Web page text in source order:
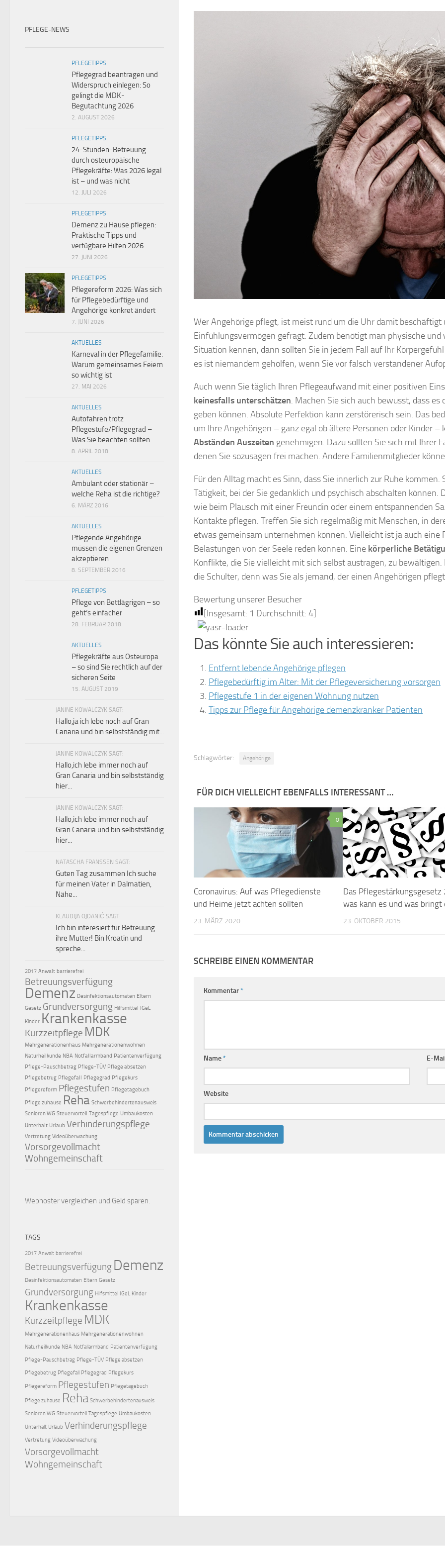
Wer Angehörige pflegt, ist meist rund um die Uhr damit beschäftigt
Einfühlungsvermögen gefragt. Zudem benötigt man physische
Situation kennen, dann sollten Sie in jedem Fall auf Ihr
es ist niemandem geholfen, wenn Sie vor falsch verstandener
Auch wenn Sie täglich Ihren Pflegeaufwand mit einer positiven
keinesfalls unterschätzen. Machen Sie sich auch bewusst, dass es
geben können. Absolute Perfektion kann zerstörerisch sein. Das
um Ihre Angehörigen – ganz egal ob ältere Personen oder Kinder
Abständen Auszeiten genehmigen. Dazu sollten Sie sich mit Ihrer
denen Sie sozusagen frei machen. Andere Familienmitglieder
Für den Alltag macht es Sinn, dass Sie innerlich zur Ruhe
Tätigkeit, bei der Sie gedanklich und psychisch abschalten können.
wie beim Plausch mit einer Freundin oder einem entspannenden
Kontakte pflegen. Treffen Sie sich regelmäßig mit Menschen, in
etwas gemeinsam unternehmen können. Vielleicht ist ja auch eine
Belastungen von der Seele reden können. Eine körperliche
Konflikte, die Sie vielleicht mit sich selbst austragen, zu
die Schulter, denn was Sie als jemand, der einen Angehörigen
Bewertung unserer Besucher
[Insgesamt: 1 Durchschnitt: 4]
Das könnte Sie auch interessieren:
Entfernt lebende Angehörige pflegen
Pflegebedürftig im Alter: Mit der Pflegeversicherung vorsorgen
Pflegestufe 1 in der eigenen Wohnung nutzen
Tipps zur Pflege für Angehörige demenzkranker Patienten
Schlagwörter: Angehörige
FÜR DICH VIELLEICHT EBENFALLS INTERESSANT …
0
Coronavirus: Auf was Pflegedienste
und Heime jetzt achten sollten
23. MÄRZ 2020
Das
was kann es und was bringt
23. OKTOBER 2015
SCHREIBE EINEN KOMMENTAR
Kommentar*
Name* E-
Website
PFLEGE-NEWS
PFLEGETIPPS
Pflegegrad beantragen und
Widerspruch einlegen: So
gelingt die MDK-
Begutachtung 2026
2. AUGUST 2026
PFLEGETIPPS
24-Stunden-Betreuung
durch osteuropäische
Pflegekräfte: Was 2026 legal
ist – und was nicht
12. JULI 2026
PFLEGETIPPS
Demenz zu Hause pflegen:
Praktische Tipps und
verfügbare Hilfen 2026
27. JUNI 2026
PFLEGETIPPS
Pflegereform 2026: Was sich
für Pflegebedürftige und
Angehörige konkret ändert
7. JUNI 2026
AKTUELLES
Karneval in der Pflegefamilie:
Warum gemeinsames Feiern
so wichtig ist
27. MAI 2026
AKTUELLES
Autofahren trotz
Pflegestufe/Pflegegrad –
Was Sie beachten sollten
8. APRIL 2018
AKTUELLES
Ambulant oder stationär –
welche Reha ist die richtige?
6. MÄRZ 2016
AKTUELLES
Pflegende Angehörige
müssen die eigenen Grenzen
akzeptieren
8. SEPTEMBER 2016
PFLEGETIPPS
Pflege von Bettlägrigen – so
geht’s einfacher
28. FEBRUAR 2018
AKTUELLES
Pflegekräfte aus Osteuropa
– so sind Sie rechtlich auf der
sicheren Seite
15. AUGUST 2019
JANINE KOWALCZYK SAGT:
Hallo,ja ich lebe noch auf Gran
Canaria und bin selbstständig mit...
JANINE KOWALCZYK SAGT:
Hallo,ich lebe immer noch auf
Gran Canaria und bin selbstständig
hier...
JANINE KOWALCZYK SAGT:
Hallo,ich lebe immer noch auf
Gran Canaria und bin selbstständig
hier...
NATASCHA FRANSSEN SAGT:
Guten Tag zusammen Ich suche
für meinen Vater in Dalmatien,
Nähe...
KLAUDIJA OJDANIĆ SAGT:
Ich bin interesiert fur Betreuung
ihre Mutter! Bin Kroatin und
spreche...
2017 Anwalt barrierefrei
Betreuungsverfügung
Demenz Desinfektionsautomaten Eltern
Gesetz Grundversorgung Hilfsmittel IGeL
Kinder Krankenkasse
Kurzzeitpflege MDK
Mehrgenerationenhaus Mehrgenerationenwohnen
Naturheilkunde NBA Notfallarmband Patientenverfügung
Pflege-Pauschbetrag Pflege-TÜV Pflege absetzen
Pflegebetrug Pflegefall Pflegegrad Pflegekurs
Pflegereform Pflegestufen Pflegetagebuch
Pflege zuhause Reha Schwerbehindertenausweis
Senioren WG Steuervorteil Tagespflege Umbaukosten
Unterhalt Urlaub Verhinderungspflege
Vertretung Videoüberwachung
Vorsorgevollmacht
Wohngemeinschaft
Webhoster vergleichen und Geld sparen.
TAGS
2017 Anwalt barrierefrei
Betreuungsverfügung Demenz
Desinfektionsautomaten Eltern Gesetz
Grundversorgung Hilfsmittel IGeL Kinder
Krankenkasse
Kurzzeitpflege MDK
Mehrgenerationenhaus Mehrgenerationenwohnen
Naturheilkunde NBA Notfallarmband Patientenverfügung
Pflege-Pauschbetrag Pflege-TÜV Pflege absetzen
Pflegebetrug Pflegefall Pflegegrad Pflegekurs
Pflegereform Pflegestufen Pflegetagebuch
Pflege zuhause Reha Schwerbehindertenausweis
Senioren WG Steuervorteil Tagespflege Umbaukosten
Unterhalt Urlaub Verhinderungspflege
Vertretung Videoüberwachung
Vorsorgevollmacht
Wohngemeinschaft